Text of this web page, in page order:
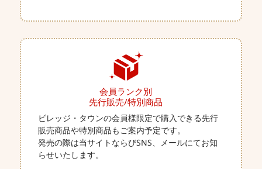
会員ランク別
先行販売/特別商品
ビレッジ・タウンの会員様限定で購入できる先行
販売商品や特別商品もご案内予定です。
発売の際は当サイトならびSNS、メールにてお知
らせいたします。